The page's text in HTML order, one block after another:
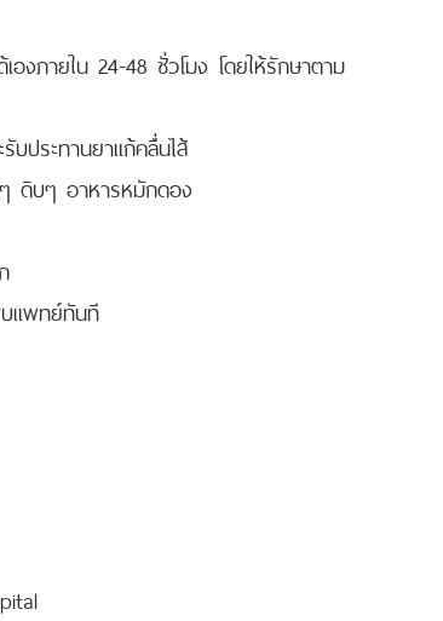
องภายใน 24-48 ชั่วโมง โดยให้รักษาตาม
บประทานยาแก้คลื่นไส้
ดิบๆ อาหารหมักดอง
แพทย์ทันที